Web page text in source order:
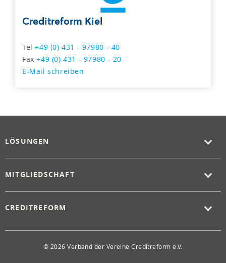
Creditreform Kiel
Tel+49 (0) 431 - 97980 - 40
Fax+49 (0) 431 - 97980 - 20
E-Mail schreiben
LÖSUNGEN
MITGLIEDSCHAFT
CREDITREFORM
© 2026 Verband der Vereine Creditreform e.V.